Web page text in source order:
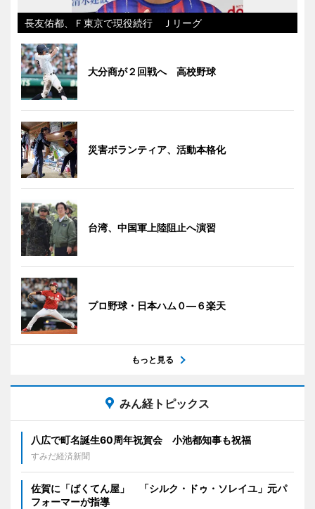
長友佑都、Ｆ東京で現役続行 Ｊリーグ
大分商が２回戦へ 高校野球
災害ボランティア、活動本格化
台湾、中国軍上陸阻止へ演習
プロ野球・日本ハム０―６楽天
もっと見る
みん経トピックス
八広で町名誕生60周年祝賀会 小池都知事も祝福
すみだ経済新聞
佐賀に「ばくてん屋」 「シルク・ドゥ・ソレイユ」元パ
フォーマーが指導